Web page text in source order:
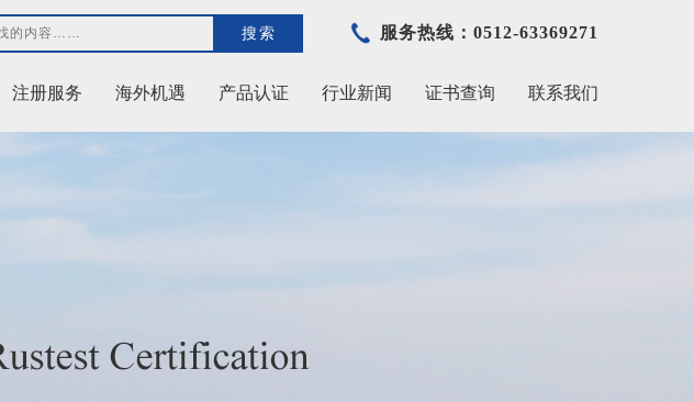
搜索 服务热线：0512-63369271
注册服务 海外机遇 产品认证 行业新闻 证书查询 联系我们